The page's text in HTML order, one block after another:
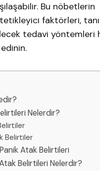
Bu nöbetlerin
faktörleri,
tedavi yöntemleri
Nelerdir?
Belirtiler
Atak Belirtileri
Belirtileri Nelerdir?